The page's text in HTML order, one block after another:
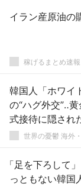
イラン産原油
稼げるまとめ速報
韓国人「ホワイ
の“ハグ外交”‥
式接待に隠され
世界の憂鬱 海外
「足を下ろして
っともない韓国